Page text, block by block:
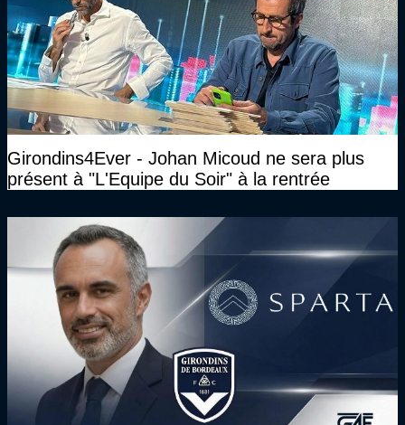
Girondins4Ever - Johan Micoud ne sera plus
présent à "L'Equipe du Soir" à la rentrée